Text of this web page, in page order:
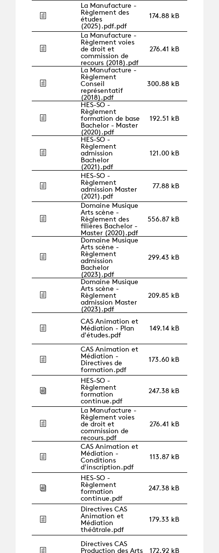
La Manufacture -
Règlement des
études
(2025).pdf.pdf
174.88 kB
La Manufacture -
Règlement voies
de droit et
commission de
recours (2018).pdf
276.41 kB
La Manufacture -
Règlement
Conseil
représentatif
(2018).pdf
300.88 kB
HES-SO -
Règlement
formation de base
Bachelor - Master
(2020).pdf
192.51 kB
HES-SO -
Règlement
admission
Bachelor
(2021).pdf
121.00 kB
HES-SO -
Règlement
admission Master
(2021).pdf
77.88 kB
Domaine Musique
Arts scène -
Règlement des
filières Bachelor -
Master (2020).pdf
556.87 kB
Domaine Musique
Arts scène -
Règlement
admission
Bachelor
(2023).pdf
299.43 kB
Domaine Musique
Arts scène -
Règlement
admission Master
(2023).pdf
209.85 kB
CAS Animation et
Médiation - Plan
d'études.pdf
149.14 kB
CAS Animation et
Médiation -
Directives de
formation.pdf
173.60 kB
HES-SO -
Règlement
formation
continue.pdf
247.38 kB
La Manufacture -
Règlement voies
de droit et
commission de
recours.pdf
276.41 kB
CAS Animation et
Médiation -
Conditions
d'inscription.pdf
113.87 kB
HES-SO -
Règlement
formation
continue.pdf
247.38 kB
Directives CAS
Animation et
Médiation
théâtrale.pdf
179.33 kB
Directives CAS
Production des Arts
172.92 kB